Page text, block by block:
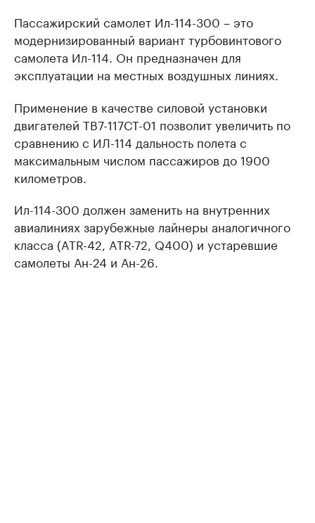
Пассажирский самолет Ил-114-300 – это
модернизированный вариант турбовинтового
самолета Ил-114. Он предназначен для
эксплуатации на местных воздушных линиях.
Применение в качестве силовой установки
двигателей ТВ7-117СТ-01 позволит увеличить по
сравнению с ИЛ-114 дальность полета с
максимальным числом пассажиров до 1900
километров.
Ил-114-300 должен заменить на внутренних
авиалиниях зарубежные лайнеры аналогичного
класса (ATR-42, ATR-72, Q400) и устаревшие
самолеты Ан-24 и Ан-26.